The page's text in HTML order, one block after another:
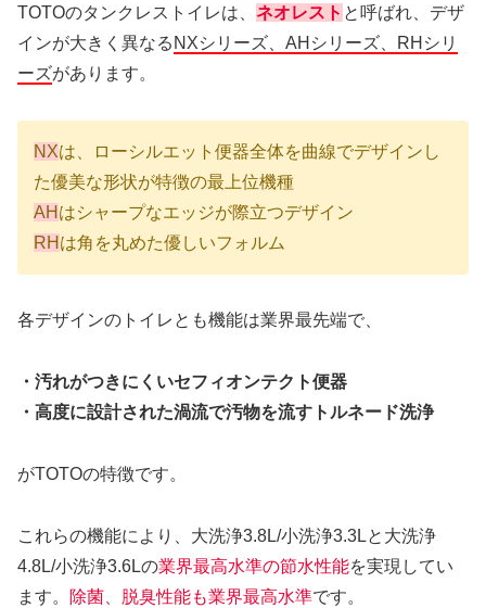
TOTOのタンクレストイレは、 ネオレスト と呼ばれ、デザ
インが大きく異なる NXシリーズ、AHシリーズ、RHシリ
ーズがあります。
NXは、ローシルエット便器全体を曲線でデザインし
た優美な形状が特徴の最上位機種
AH はシャープなエッジが際立つデザイン
RH は角を丸めた優しいフォルム
各デザインのトイレとも機能は業界最先端で、
・汚れがつきにくいセフィオンテクト便器
・高度に設計された渦流で汚物を流すトルネード洗浄
がTOTOの特徴です。
これらの機能により、大洗浄3.8L/小洗浄3.3Lと大洗浄
4.8L/小洗浄3.6Lの業界最高水準の節水性能を実現してい
ます。
除菌、脱臭性能も業界最高水準です。